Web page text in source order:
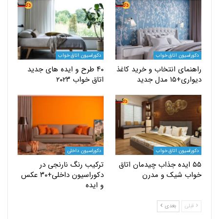
اتاق خواب
انتخاب و خرید کاغذ
دکوراسیون اتاق خواب
۴۰ طرح و ایده های جدید
اتاق خواب ۲۰۲۳
اتاق خواب
ایده جذاب چیدمان اتاق
شیک و مدرن
دکوراسیون داخلی
ترکیب رنگ نارنجی در
دکوراسیون داخلی+۳۰ عکس
بعدی